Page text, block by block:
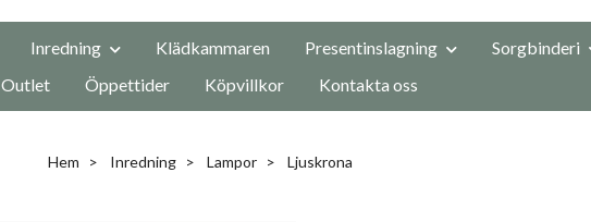
Inredning Klädkammaren Presentinslagning Sorgbinderi
Outlet
Öppettider Köpvillkor Kontakta oss
Hem Inredning Lampor Ljuskrona